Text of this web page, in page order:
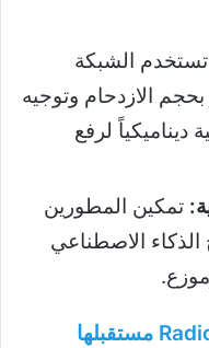
تستخدم الشبكة
بحجم الازدحام وتوجيه
ديناميكياً لرفع
تمكين المطورين
الاصطناعي